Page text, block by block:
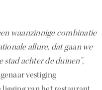
waanzinnige combinatie
allure, dat gaan we
stad achter de duinen”,
vestiging